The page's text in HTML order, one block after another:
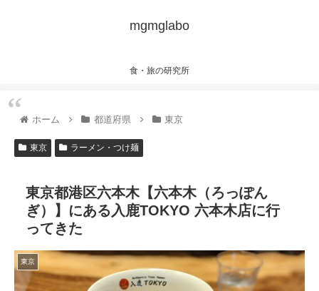
mgmglabo
食・旅の研究所
ホーム 都道府県 東京
東京 ラーメン・つけ麺
東京都港区六本木【六本木（ろっぽん
ぎ）】にある入鹿TOKYO 六本木店に行
ってきた
東京